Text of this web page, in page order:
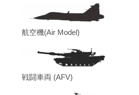
航空機(Air Model)
戦闘車両 (AFV)